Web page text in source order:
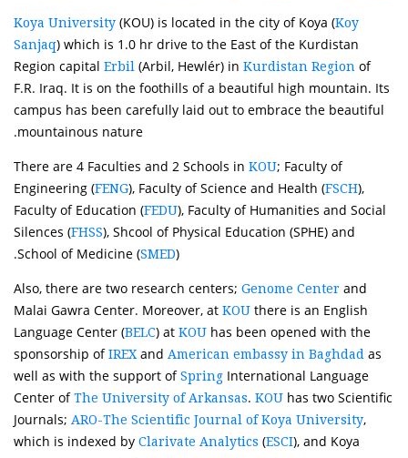
Koya University (KOU) is located in the city of Koya (Koy
Sanjaq) which is 1.0 hr drive to the East of the Kurdistan
Region capital Erbil (Arbil, Hewlér) in Kurdistan Region of
F.R. Iraq. It is on the foothills of a beautiful high mountain. Its
campus has been carefully laid out to embrace the beautiful
mountainous nature.
There are 4 Faculties and 2 Schools in KOU; Faculty of
Engineering (FENG), Faculty of Science and Health (FSCH),
Faculty of Education (FEDU), Faculty of Humanities and Social
Silences (FHSS), Shcool of Physical Education (SPHE) and
School of Medicine (SMED).
Also, there are two research centers; Genome Center and
Malai Gawra Center. Moreover, at KOU there is an English
Language Center (BELC) at KOU has been opened with the
sponsorship ofIREXand American embassy in Baghdad as
well as with the support ofSpring International Language
Center ofThe University of Arkansas. KOU has two Scientific
Journals; ARO-The Scientific Journal of Koya University,
which is indexed by Clarivate Analytics (ESCI), and Koya